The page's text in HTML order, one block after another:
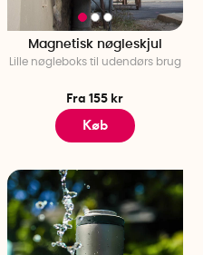
Magnetisk nøgleskjul
Lille nøgleboks til udendørs brug
Fra 155 kr
Køb